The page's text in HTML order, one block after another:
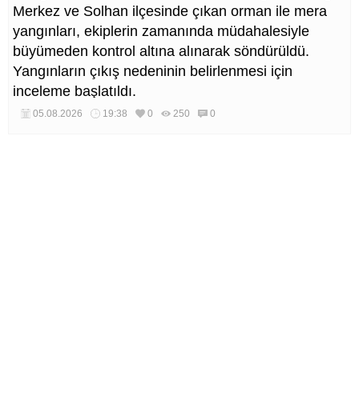
Merkez ve Solhan ilçesinde çıkan orman ile mera
yangınları, ekiplerin zamanında müdahalesiyle
büyümeden kontrol altına alınarak söndürüldü.
Yangınların çıkış nedeninin belirlenmesi için
inceleme başlatıldı.
05.08.2026 19:38 0 250 0